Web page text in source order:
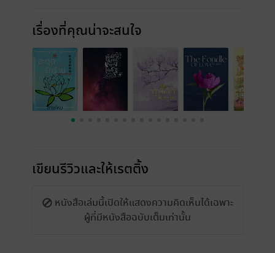
เรื่องที่คุณน่าจะสนใจ
เขียนรีวิวและให้เรตติ้ง
หนังสือเล่มนี้เปิดให้แสดงความคิดเห็นได้เฉพาะ
ผู้ที่มีหนังสือฉบับเต็มเท่านั้น